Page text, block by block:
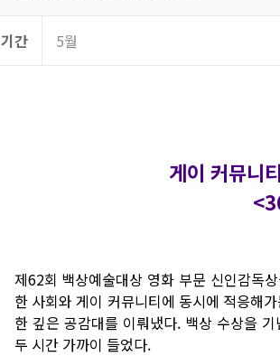
기간 5월
게이 커뮤니
제62회 백상예술대상 영화 부문 신인감독
한 사회와 게이 커뮤니티에 동시에 적응해
한 깊은 공감대를 이뤄냈다. 백상 수상을
두 시간 가까이 들었다.